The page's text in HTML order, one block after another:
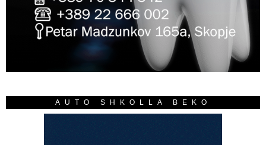
AUTO SHKOLLA BEKO